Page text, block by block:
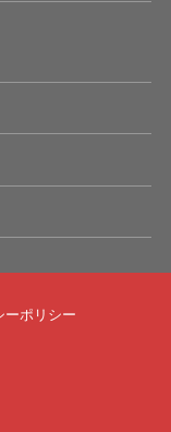
ーポリシー